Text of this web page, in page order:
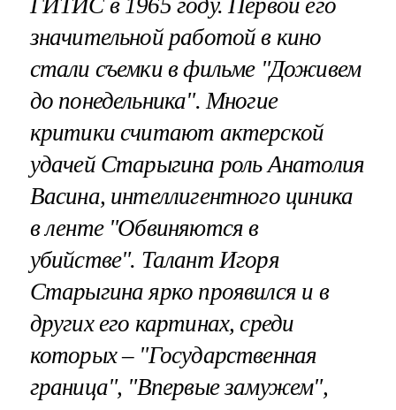
ГИТИС в 1965 году. Первой его
значительной работой в кино
стали съемки в фильме "Доживем
до понедельника". Многие
критики считают актерской
удачей Старыгина роль Анатолия
Васина, интеллигентного циника
в ленте "Обвиняются в
убийстве". Талант Игоря
Старыгина ярко проявился и в
других его картинах, среди
которых – "Государственная
граница", "Впервые замужем",